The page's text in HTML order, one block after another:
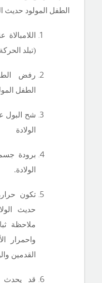
الطفل المولود حديث
(تبلد
رفض
الطفل
شح البول
الولادة
برودة
الولادة.
تكون
ملاحظة
واحمرار
القدمين
قد يحدث